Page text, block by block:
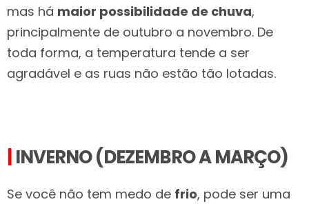
mas há maior possibilidade de chuva,
principalmente de outubro a novembro. De
toda forma, a temperatura tende a ser
agradável e as ruas não estão tão lotadas.
INVERNO (DEZEMBRO A MARÇO)
Se você não tem medo de frio, pode ser uma